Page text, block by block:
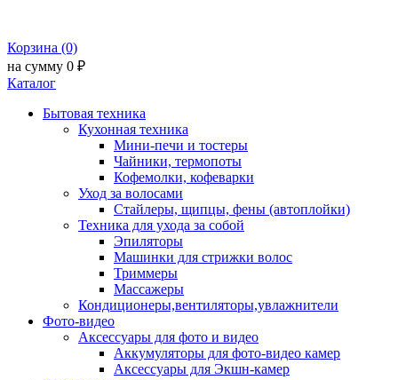
Корзина (0)
на сумму 0 ₽
Каталог
Бытовая техника
Кухонная техника
Мини-печи и тостеры
Чайники, термопоты
Кофемолки, кофеварки
Уход за волосами
Стайлеры, щипцы, фены (автоплойки)
Техника для ухода за собой
Эпиляторы
Машинки для стрижки волос
Триммеры
Массажеры
Кондиционеры,вентиляторы,увлажнители
Фото-видео
Аксессуары для фото и видео
Аккумуляторы для фото-видео камер
Аксессуары для Экшн-камер